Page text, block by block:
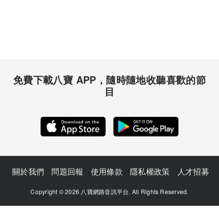
免費下載八寶 APP，隨時隨地收聽喜歡的節
目
關於我們 問題回報 使用條款 隱私權政策 人才招募
Copyright © 2026 八寶網路音訊平台. All Rights Reserved.